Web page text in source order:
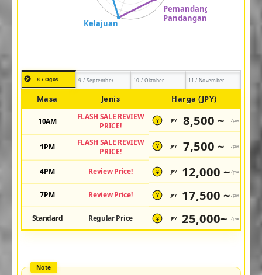
8 / Ogos 9 / September 10 / Oktober 11 / November
Masa Jenis Harga (JPY)
10AM
FLASH SALE REVIEW
PRICE!
¥ JPY 8,500 ~ /pax
1PM
FLASH SALE REVIEW
PRICE!
¥ JPY 7,500 ~ /pax
4PM Review Price! ¥ JPY 12,000 ~ /pax
7PM Review Price! ¥ JPY 17,500 ~ /pax
Standard Regular Price ¥ JPY 25,000~ /pax